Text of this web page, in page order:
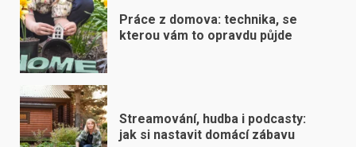
Práce z domova: technika, se
kterou vám to opravdu půjde
Streamování, hudba i podcasty:
jak si nastavit domácí zábavu